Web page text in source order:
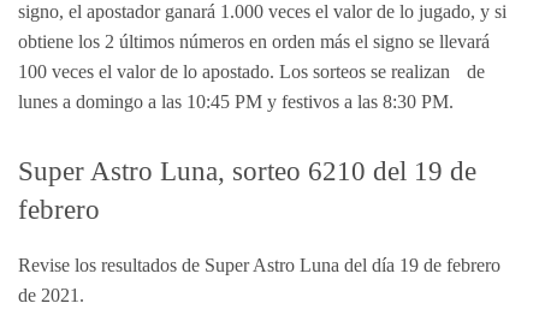
signo, el apostador ganará 1.000 veces el valor de lo jugado, y si
obtiene los 2 últimos números en orden más el signo se llevará
100 veces el valor de lo apostado. Los sorteos se realizan de
lunes a domingo a las 10:45 PM y festivos a las 8:30 PM.
Super Astro Luna, sorteo 6210 del 19 de
febrero
Revise los resultados de Super Astro Luna del día 19 de febrero
de 2021.